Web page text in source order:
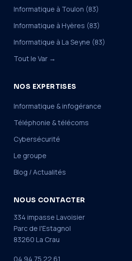
Informatique à Toulon (83)
Informatique à Hyères (83)
Informatique à La Seyne (83)
Tout le Var →
NOS EXPERTISES
Informatique & infogérance
Téléphonie & télécoms
Cybersécurité
Le groupe
Blog / Actualités
NOUS CONTACTER
334 impasse Lavoisier
Parc de l'Estagnol
83260 La Crau
04 94 75 22 61